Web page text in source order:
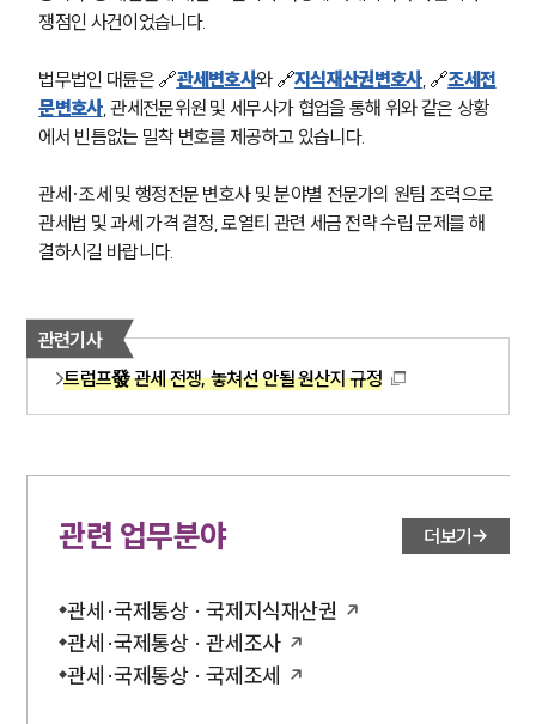
공지사항
법률 블로그
법률서식
뉴스레터/브로슈어
쟁점인 사건이었습니다.
법무법인 대륜은 🔗관세변호사와 🔗지식재산권변호사, 🔗조세전
문변호사, 관세전문위원 및 세무사가 협업을 통해 위와 같은 상황
에서 빈틈없는 밀착 변호를 제공하고 있습니다.
관세·조세 및 행정전문 변호사 및 분야별 전문가의 원팀 조력으로
관세법 및 과세 가격 결정, 로열티 관련 세금 전략 수립 문제를 해
결하시길 바랍니다.
관련기사
트럼프發 관세 전쟁, 놓쳐선 안될 원산지 규정
관련 업무분야 더보기
관세·국제통상 · 국제지식재산권
관세·국제통상 · 관세조사
관세·국제통상 · 국제조세